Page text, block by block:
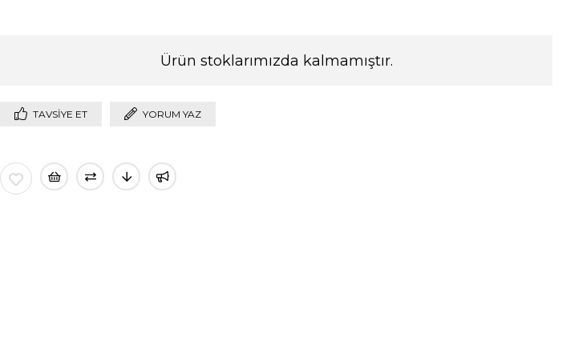
Ürün stoklarımızda kalmamıştır.
TAVSIYE ET YORUM YAZ